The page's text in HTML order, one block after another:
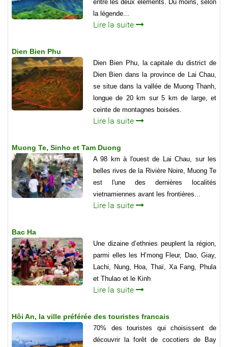
entre les deux éléments. Du moins, selon
la légende...
Lire la suite
Dien Bien Phu
Dien Bien Phu, la capitale du district de
Dien Bien dans la province de Lai Chau,
se situe dans la val­lée de Muong Thanh,
longue de 20 km sur 5 km de large, et
ceinte de montagnes boisées.
Lire la suite
Muong Te, Sinho et Tam Duong
A 98 km à l'ouest de Lai Chau, sur les
belles rives de la Rivière Noire, Muong Te
est l'une des dernières localités
vietnamiennes avant les frontières...
Lire la suite
Bac Ha
Une dizaine d’ethnies peuplent la région,
parmi elles les H’mong Fleur, Dao, Giay,
Lachi, Nung, Hoa, Thaï, Xa Fang, Phula
et Thulao et le Kinh
Lire la suite
Hôi An, la ville préférée des touristes francais
70% des touristes qui choisissent de
découvrir la forêt de cocotiers de Bay